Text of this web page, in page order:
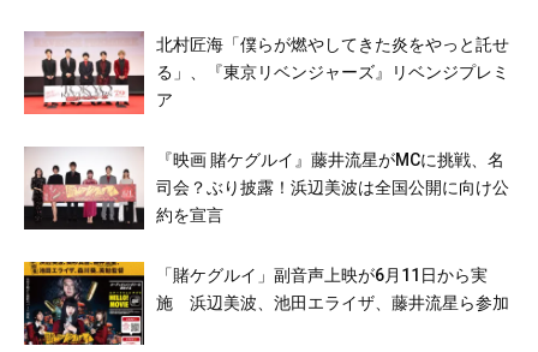
北村匠海「僕らが燃やしてきた炎をやっと託せ
る」、『東京リベンジャーズ』リベンジプレミ
ア
『映画 賭ケグルイ』藤井流星がMCに挑戦、名
司会？ぶり披露！浜辺美波は全国公開に向け公
約を宣言
「賭ケグルイ」副音声上映が6月11日から実
施 浜辺美波、池田エライザ、藤井流星ら参加